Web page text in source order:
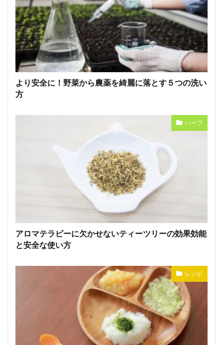
より安全に！野菜から農薬を綺麗に落とす５つの洗い
方
ハーブ
アロマテラピーに欠かせないティーツリーの効果効能
と安全な使い方
レシピ